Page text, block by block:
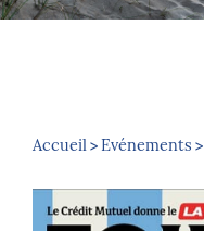
Accueil Evénements